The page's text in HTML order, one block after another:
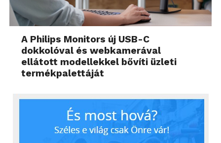
A Philips Monitors új USB-C
dokkolóval és webkamerával
ellátott modellekkel bővíti üzleti
termékpalettáját